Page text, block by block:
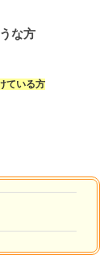
な方
ている方